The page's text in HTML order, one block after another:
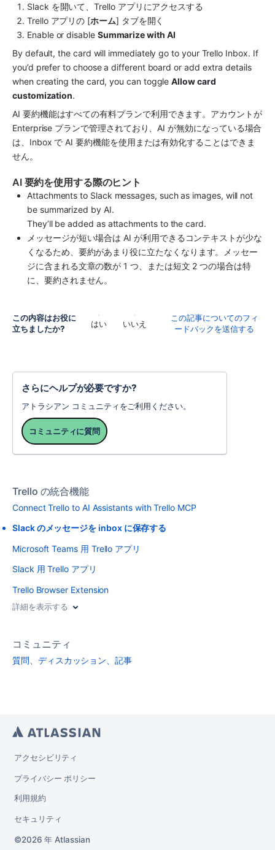
Slack を開いて、Trello アプリにアクセスする
Trello アプリの [ホーム] タブを開く
Enable or disable Summarize with AI
By default, the card will immediately go to your Trello Inbox. If
you’d prefer to choose a different board or add extra details
when creating the card, you can toggle Allow card
customization.
AI 要約機能はすべての有料プランで利用できます。アカウントが
Enterprise プランで管理されており、AI が無効になっている場合
は、Inbox で AI 要約機能を使用または有効化することはできま
せん。
AI 要約を使用する際のヒント
Attachments to Slack messages, such as images, will not
be summarized by AI.
They’ll be added as attachments to the card.
メッセージが短い場合は AI が利用できるコンテキストが少な
くなるため、要約があまり役に立たなくなります。メッセー
ジに含まれる文章の数が 1 つ、または短文 2 つの場合は特
に、要約されません。
この内容はお役に
立ちましたか?
はい いいえ
この記事についてのフィ
ードバックを送信する
さらにヘルプが必要ですか?
アトラシアン コミュニティをご利用ください。
コミュニティに質問
Trello の統合機能
Connect Trello to AI Assistants with Trello MCP
Slack のメッセージを inbox に保存する
Microsoft Teams 用 Trello アプリ
Slack 用 Trello アプリ
Trello Browser Extension
詳細を表示する
コミュニティ
質問、ディスカッション、記事
アクセシビリティ
プライバシー ポリシー
利用規約
セキュリティ
2026 年 Atlassian